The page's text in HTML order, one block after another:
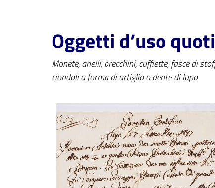
Oggetti d’uso
Monete, anelli, orecchini, cuffiette, fasce di
ciondoli a forma di artiglio o dente di lupo